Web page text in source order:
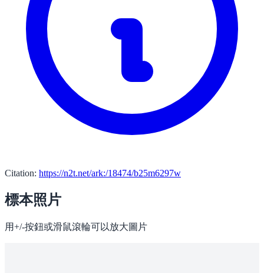
Citation: https://n2t.net/ark:/18474/b25m6297w
標本照片
用+/-按鈕或滑鼠滾輪可以放大圖片